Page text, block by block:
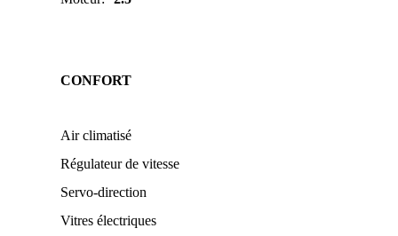
CONFORT
Air climatisé
Régulateur de vitesse
Servo-direction
Vitres électriques